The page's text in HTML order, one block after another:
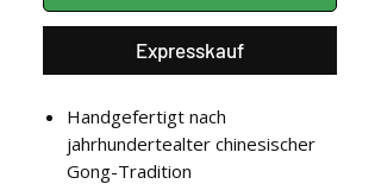
Expresskauf
Handgefertigt nach
jahrhundertealter chinesischer
Gong-Tradition